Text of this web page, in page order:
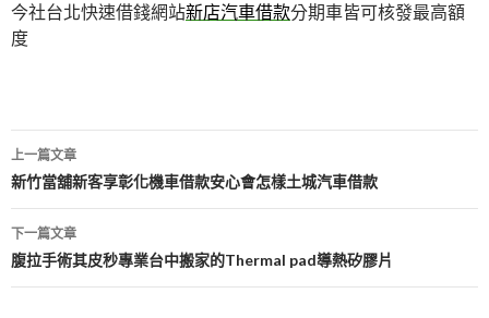
今社台北快速借錢網站新店汽車借款分期車皆可核發最高額
度
文
章
導
航
列
上一篇文章
新竹當舖新客享彰化機車借款安心會怎樣土城汽車借款
下一篇文章
腹拉手術其皮秒專業台中搬家的Thermal pad導熱矽膠片